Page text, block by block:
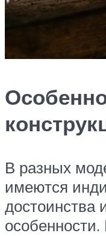
В разных
имеются
достоинства
особенности.